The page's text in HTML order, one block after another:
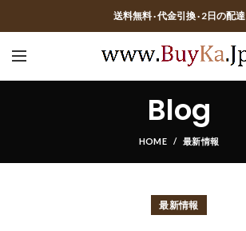
送料無料 · 代金引換 · 2日の配達
Blog
HOME 最新情報
最新情報